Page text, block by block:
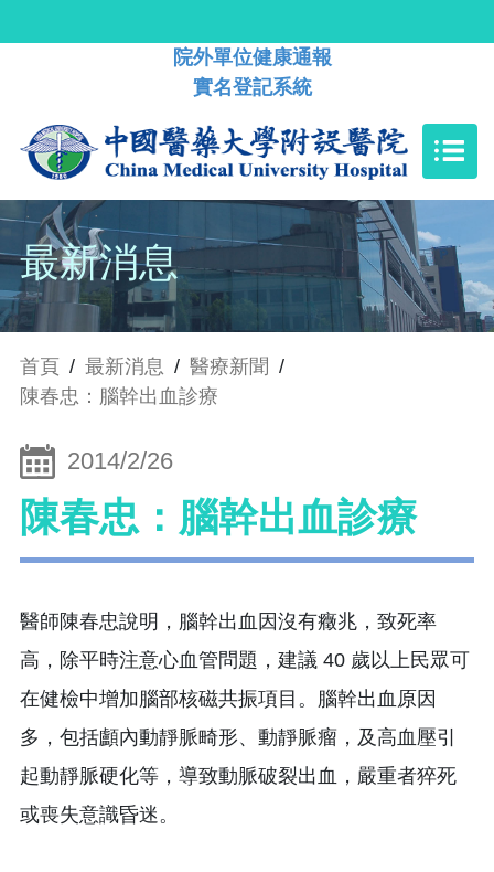
院外單位健康通報
實名登記系統
最新消息
首頁 / 最新消息 / 醫療新聞 /
陳春忠：腦幹出血診療
2014/2/26
陳春忠：腦幹出血診療
醫師陳春忠說明，腦幹出血因沒有癥兆，致死率
高，除平時注意心血管問題，建議 40 歲以上民眾可
在健檢中增加腦部核磁共振項目。腦幹出血原因
多，包括顱內動靜脈畸形、動靜脈瘤，及高血壓引
起動靜脈硬化等，導致動脈破裂出血，嚴重者猝死
或喪失意識昏迷。